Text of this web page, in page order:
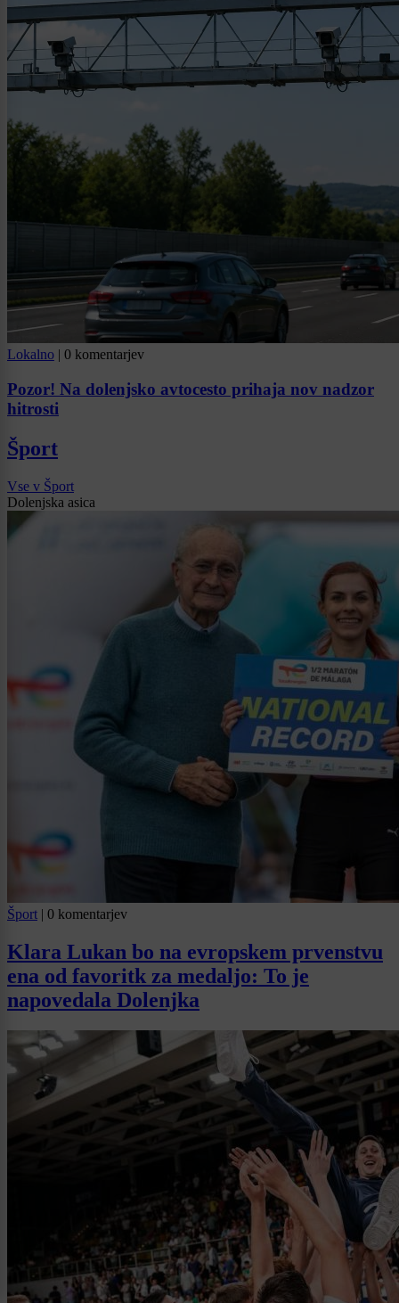
Lokalno | 0 komentarjev
Pozor! Na dolenjsko avtocesto prihaja nov nadzor
hitrosti
Šport
Vse v Šport
Dolenjska asica
Šport | 0 komentarjev
Klara Lukan bo na evropskem prvenstvu
ena od favoritk za medaljo: To je
napovedala Dolenjka